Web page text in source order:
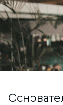
Помощь
Политика и